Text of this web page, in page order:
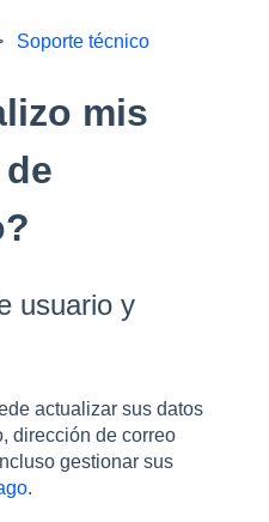
Soporte técnico
mis
usuario y
actualizar sus datos
dirección de correo
gestionar sus
.